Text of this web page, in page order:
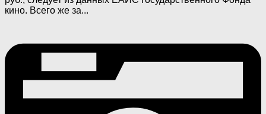
кино. Всего же за...